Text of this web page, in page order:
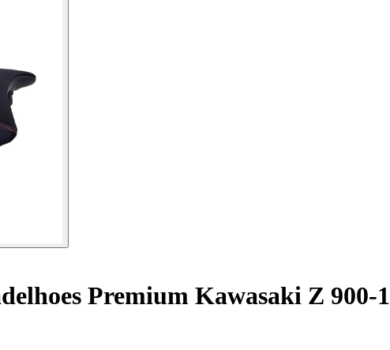
Premium Kawasaki Z 900-1